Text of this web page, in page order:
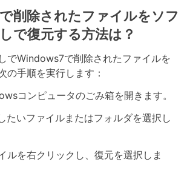
削除されたファイルをソフ
で復元する方法は？
でWindows7で削除されたファイルを
の手順を実行します：
コンピュータのごみ箱を開きます。
たいファイルまたはフォルダを選択し
ルを右クリックし、復元を選択しま